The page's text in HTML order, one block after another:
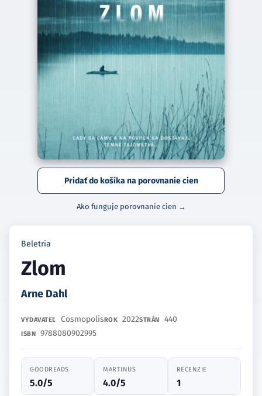
Pridať do košíka na porovnanie cien
Ako funguje porovnanie cien →
Beletria
Zlom
Arne Dahl
VYDAVATEĽ CosmopolisROK 2022STRÁN 440
ISBN 9788080902995
GOODREADS
5.0/5
MARTINUS
4.0/5
RECENZIE
1